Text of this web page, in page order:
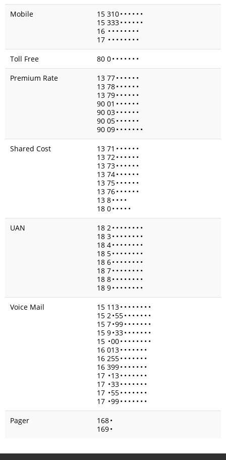
Mobile
15 310• • • • • •
15 333• • • • • •
16 • • • • • • • •
17 • • • • • • • •
Toll Free
80 0• • • • • • •
Premium Rate
13 77• • • • • •
13 78• • • • • •
13 79• • • • • •
90 01 • • • • • •
90 03• • • • • •
90 05• • • • • •
90 09• • • • • • •
Shared Cost
13 71 • • • • • •
13 72• • • • • •
13 73• • • • • •
13 74• • • • • •
13 75• • • • • •
13 76• • • • • •
13 8• • • •
18 0• • • • •
UAN
18 2• • • • • • • •
18 3• • • • • • • •
18 4• • • • • • • •
18 5• • • • • • • •
18 6• • • • • • • •
18 7• • • • • • • •
18 8• • • • • • • •
18 9• • • • • • • •
Voice Mail
15 113• • • • • • • •
15 2•55• • • • • • •
15 7•99• • • • • • •
15 9•33• • • • • • •
15 •00• • • • • • • •
16 013• • • • • • •
16 255• • • • • • •
16 399• • • • • • •
17 •13• • • • • • •
17 •33• • • • • • •
17 •55• • • • • • •
17 •99• • • • • • •
Pager
168•
169•